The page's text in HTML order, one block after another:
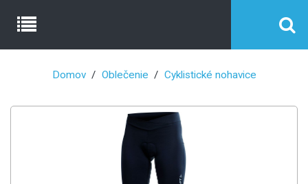
Domov Oblečenie Cyklistické nohavice